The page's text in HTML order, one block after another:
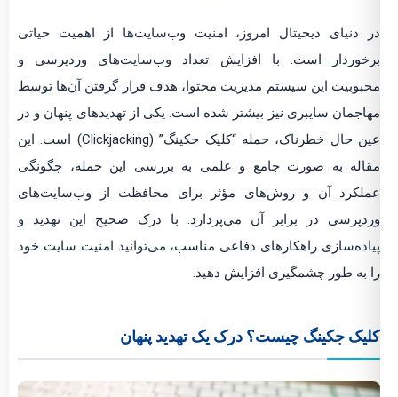
دنیای دیجیتال امروز، امنیت وب‌سایت‌ها از اهمیت حیاتی
است. با افزایش تعداد وب‌سایت‌های وردپرسی و
این سیستم مدیریت محتوا، هدف قرار گرفتن آن‌ها توسط
سایبری نیز بیشتر شده است. یکی از تهدیدهای پنهان و در
عین حال خطرناک، حمله “کلیک جکینگ” (Clickjacking) است. این
به صورت جامع و علمی به بررسی این حمله، چگونگی
آن و روش‌های مؤثر برای محافظت از وب‌سایت‌های
در برابر آن می‌پردازد. با درک صحیح این تهدید و
راهکارهای دفاعی مناسب، می‌توانید امنیت سایت خود
به طور چشمگیری افزایش دهید.
جکینگ چیست؟ درک یک تهدید پنهان